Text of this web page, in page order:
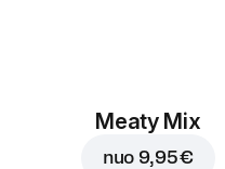
Meaty Mix
nuo 9,95 €